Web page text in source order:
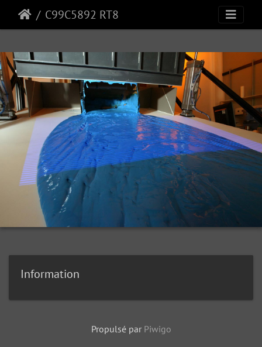
C99C5892 RT8
Information
Propulsé par Piwigo